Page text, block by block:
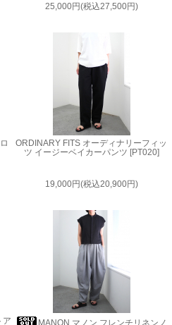
25,000円(税込27,500円)
ORDINARY FITS オーディナリーフィッ
ツ イージーベイカーパンツ [PT020]
19,000円(税込20,900円)
ア
MANON マノン フレンチリネンノ